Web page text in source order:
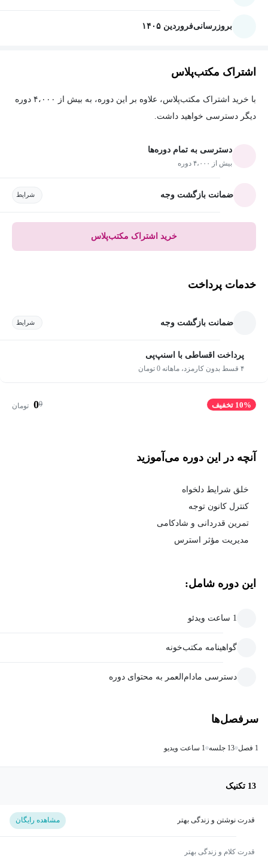
بروزرسانیفروردین ۱۴۰۵
اشتراک مکتب‌پلاس
با خرید اشتراک مکتب‌پلاس، علاوه بر این دوره، به بیش از ۴،۰۰۰ دوره
دیگر دسترسی خواهید داشت.
دسترسی به تمام دوره‌ها
بیش از ۴،۰۰۰ دوره
ضمانت بازگشت وجه شرایط
خرید اشتراک مکتب‌پلاس
خدمات پرداخت
ضمانت بازگشت وجه شرایط
پرداخت اقساطی با اسنپ‌پی
۴ قسط بدون کارمزد، ماهانه 0 تومان
10% تخفیف 0
0 تومان
آنچه در این دوره می‌آموزید
خلق شرایط دلخواه
کنترل کانون توجه
تمرین قدردانی و شادکامی
مدیریت مؤثر استرس
این دوره شامل:
1 ساعت ویدئو
گواهینامه مکتب‌خونه
دسترسی مادام‌العمر به محتوای دوره
سرفصل‌ها
1 فصل 13 جلسه 1 ساعت ویدیو
13 تکنیک
قدرت نوشتن و زندگی بهتر مشاهده رایگان
قدرت کلام و زندگی بهتر